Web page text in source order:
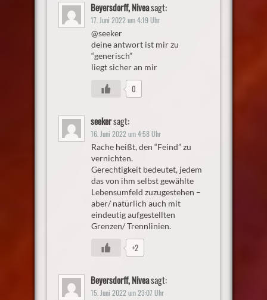
Beyersdorff, Niveasagt:
17. Juni 2022 um 4:19 Uhr
@seeker
deine antwort ist mir zu
“generisch”
liegt sicher an mir
0
seekersagt:
16. Juni 2022 um 4:58 Uhr
Rache heißt, den “Feind” zu
vernichten.
Gerechtigkeit bedeutet, jedem
das von ihm selbst gewählte
Lebensumfeld zuzugestehen –
aber/ natürlich auch mit
eindeutig aufgestellten
Grenzen/ Trennlinien.
+2
Beyersdorff, Niveasagt:
15. Juni 2022 um 23:07 Uhr